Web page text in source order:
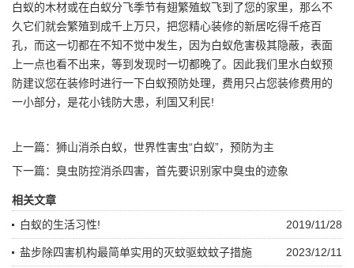
白蚁的木材或在白蚁分飞季节有翅繁殖蚁飞到了您的家里，那么不
久它们就会繁殖到成千上万只，把您精心装修的新居吃得千疮百
孔，而这一切都在不知不觉中发生，因为白蚁危害极其隐蔽，表面
上一点也看不出来，等到发现时一切都晚了。因此我们里水白蚁预
防建议您在装修时进行一下白蚁预防处理，费用只占您装修费用的
一小部分，是花小钱防大患，利国又利民!
上一篇： 狮山消杀白蚁，世界性害虫“白蚁”，预防为主
下一篇： 臭虫防控消杀四害，首先要识别家中臭虫的迹象
相关文章
2019/11/28
白蚁的生活习性!
2023/12/11
盐步除四害机构最简单实用的灭蚊驱蚊蚊子措施